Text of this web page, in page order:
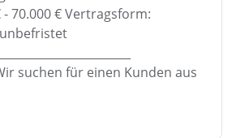
- 70.000 € Vertragsform:
suchen für einen Kunden aus